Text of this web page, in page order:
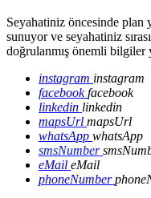
Seyahatiniz öncesinde plan
sunuyor ve seyahatiniz
doğrulanmış önemli bilgiler
instagram instagram
facebookfacebook
linkedin linkedin
mapsUrl mapsUrl
whatsApp whatsApp
smsNumber
eMail eMail
phoneNumber